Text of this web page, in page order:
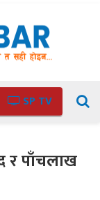
SP TV
र पाँचलाख